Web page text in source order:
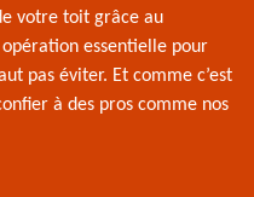
votre toit grâce au
opération essentielle pour
pas éviter. Et comme c’est
à des pros comme nos